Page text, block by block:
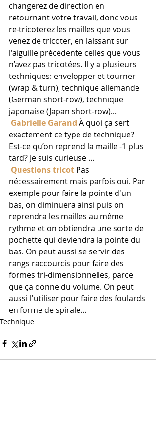
changerez de direction en
retournant votre travail, donc vous
re-tricoterez les mailles que vous
venez de tricoter, en laissant sur
l'aiguille précédente celles que vous
n’avez pas tricotées. Il y a plusieurs
techniques: envelopper et tourner
(wrap & turn), technique allemande
(German short-row), technique
japonaise (Japan short-row)...
Gabrielle Garand À quoi ça sert
exactement ce type de technique?
Est-ce qu’on reprend la maille -1 plus
tard? Je suis curieuse ...
Questions tricot Pas
nécessairement mais parfois oui. Par
exemple pour faire la pointe d'un
bas, on diminuera ainsi puis on
reprendra les mailles au même
rythme et on obtiendra une sorte de
pochette qui deviendra la pointe du
bas. On peut aussi se servir des
rangs raccourcis pour faire des
formes tri-dimensionnelles, parce
que ça donne du volume. On peut
aussi l'utiliser pour faire des foulards
en forme de spirale...
Technique